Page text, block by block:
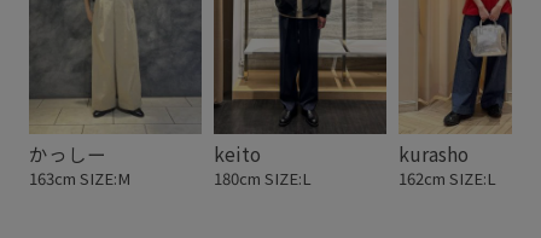
かっしー
163cm SIZE:M
keito
180cm SIZE:L
kurasho
162cm SIZE:L